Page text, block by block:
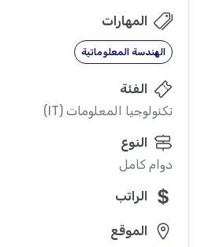
المهارات
الهندسة المعلوماتية
الفئة
تكنولوجيا المعلومات (IT)
النوع
دوام كامل
الراتب
الموقع